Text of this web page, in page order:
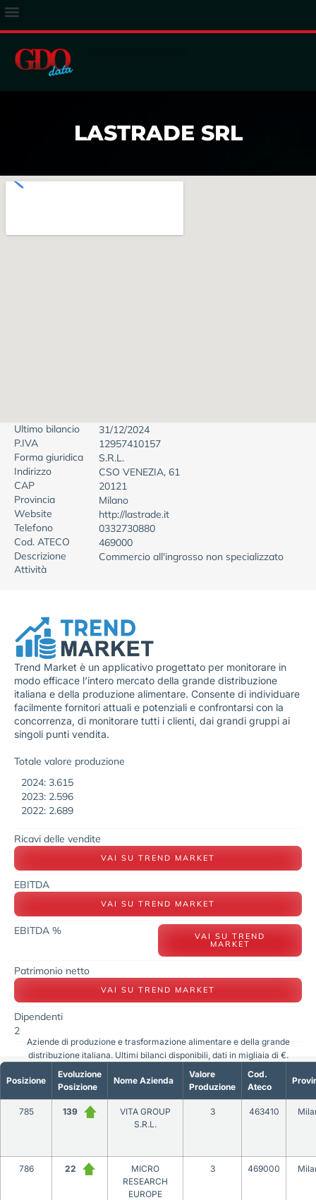
LASTRADE SRL
Ultimo bilancio
31/12/2024
P.IVA
12957410157
Forma giuridica
S.R.L.
Indirizzo
CSO VENEZIA, 61
CAP
20121
Provincia
Milano
Website
http://lastrade.it
Telefono
0332730880
Cod. ATECO
469000
Descrizione
Attività
Commercio all'ingrosso non specializzato
Trend Market è un applicativo progettato per monitorare in
modo efficace l’intero mercato della grande distribuzione
italiana e della produzione alimentare. Consente di individuare
facilmente fornitori attuali e potenziali e confrontarsi con la
concorrenza, di monitorare tutti i clienti, dai grandi gruppi ai
singoli punti vendita.
Totale valore produzione
2024: 3.615
2023: 2.596
2022: 2.689
Ricavi delle vendite
VAI SU TREND MARKET
EBITDA
VAI SU TREND MARKET
EBITDA % VAI SU TREND
MARKET
Patrimonio netto
VAI SU TREND MARKET
Dipendenti
2
Posizione
Evoluzione
Posizione
Nome Azienda
Valore
Produzione
Cod.
Ateco
785 139
VITA GROUP
S.R.L.
3 463410
786 22
MICRO
RESEARCH
EUROPE
3 469000
Aziende di produzione e trasformazione alimentare e della grande
distribuzione italiana. Ultimi bilanci disponibili, dati in migliaia di €.